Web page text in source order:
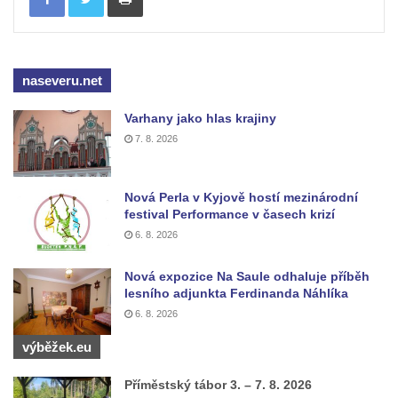
Mikulášovicích
Mikulášovicích
Kříž na louce v horních Mikulášovicích
Posteltův kříž naproti domu ev.č. 29 v
Mikulášovicích
Kříž Neubaukreuz u domu čp. 698 v
Mikulášovicích
Kříž manželů Endlerových u továrního
objektu v Mikulášovicích
Kříž u silnice východně od Mikulášovic
Meyerův kříž východně od Mikulášovic
Kříž u rozcestí k větrnému mlýnu Světlík v
Horním Podluží
Kříž u domu čp. 1016 v Mikulášovicích
naseveru.net
Varhany jako hlas krajiny
7. 8. 2026
Nová Perla v Kyjově hostí mezinárodní
festival Performance v časech krizí
6. 8. 2026
Nová expozice Na Saule odhaluje příběh
lesního adjunkta Ferdinanda Náhlíka
6. 8. 2026
výběžek.eu
Příměstský tábor 3. – 7. 8. 2026